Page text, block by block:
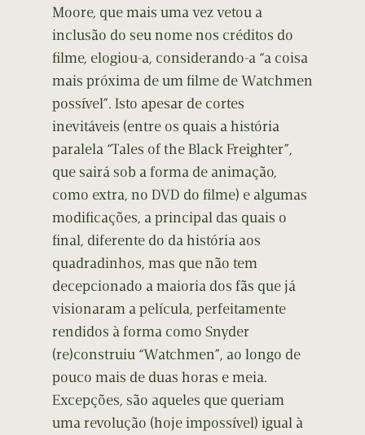
Moore, que mais uma vez vetou a
inclusão do seu nome nos créditos do
filme, elogiou-a, considerando-a “a coisa
mais próxima de um filme de Watchmen
possível”. Isto apesar de cortes
inevitáveis (entre os quais a história
paralela “Tales of the Black Freighter”,
que sairá sob a forma de animação,
como extra, no DVD do filme) e algumas
modificações, a principal das quais o
final, diferente do da história aos
quadradinhos, mas que não tem
decepcionado a maioria dos fãs que já
visionaram a película, perfeitamente
rendidos à forma como Snyder
(re)construiu “Watchmen”, ao longo de
pouco mais de duas horas e meia.
Excepções, são aqueles que queriam
uma revolução (hoje impossível) igual à